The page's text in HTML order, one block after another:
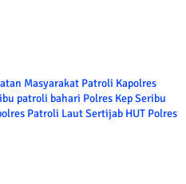
Masyarakat Patroli Kapolres
patroli bahari Polres Kep Seribu
Patroli LautSertijab HUT Polres